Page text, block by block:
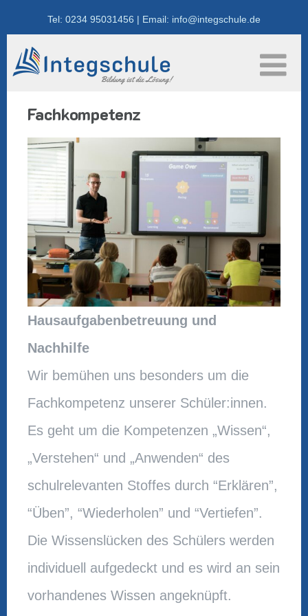
content
Tel: 0234 95031456 | Email: info@integschule.de
Fachkompetenz
Hausaufgabenbetreuung und
Nachhilfe
Wir bemühen uns besonders um die
Fachkompetenz unserer Schüler:innen.
Es geht um die Kompetenzen „Wissen“,
„Verstehen“ und „Anwenden“ des
schulrelevanten Stoffes durch “Erklären”,
“Üben”, “Wiederholen” und “Vertiefen”.
Die Wissenslücken des Schülers werden
individuell aufgedeckt und es wird an sein
vorhandenes Wissen angeknüpft.